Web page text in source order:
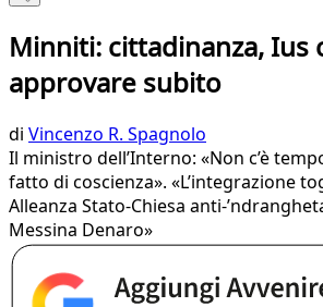
Minniti: cittadinanza, Ius
approvare subito
di Vincenzo R. Spagnolo
Il ministro dell’Interno: «Non c’è
fatto di coscienza». «L’integrazione
Alleanza Stato-Chiesa anti-
Messina Denaro»